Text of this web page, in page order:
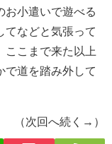
お小遣いで遊べる
てなどと気張って
ここまで来た以上
で道を踏み外して
（次回へ続く→）